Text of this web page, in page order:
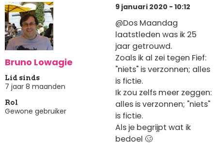
Bruno Lowagie
Lid sinds
7 jaar 8 maanden
Rol
Gewone gebruiker
9 januari 2020 - 10:12
@Dos Maandag
laatstleden was ik 25
jaar getrouwd.
Zoals ik al zei tegen Fief:
"niets" is verzonnen; alles
is fictie.
Ik zou zelfs meer zeggen:
alles is verzonnen; "niets"
is fictie.
Als je begrijpt wat ik
bedoel 🥴